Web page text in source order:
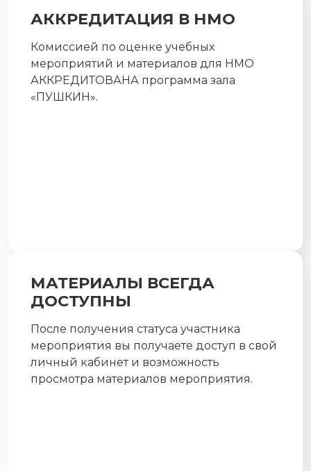
АККРЕДИТАЦИЯ В НМО
Комиссией по оценке учебных
мероприятий и материалов для НМО
АККРЕДИТОВАНА программа зала
«ПУШКИН».
МАТЕРИАЛЫ ВСЕГДА
ДОСТУПНЫ
После получения статуса участника
мероприятия вы получаете доступ в свой
личный кабинет и возможность
просмотра материалов мероприятия.